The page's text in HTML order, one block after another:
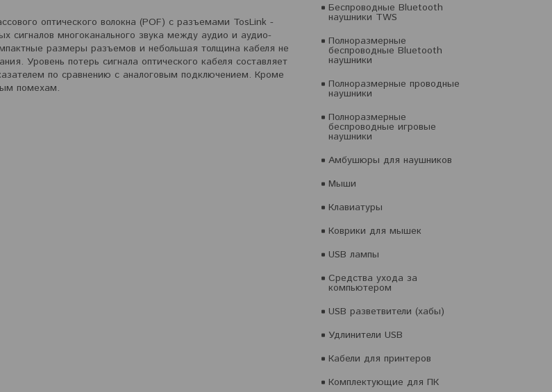
Беспроводные Bluetooth
наушники TWS
Полноразмерные
беспроводные Bluetooth
наушники
Полноразмерные проводные
наушники
Полноразмерные
беспроводные игровые
наушники
Амбушюры для наушников
Мыши
Клавиатуры
Коврики для мышек
USB лампы
Средства ухода за
компьютером
USB разветвители (хабы)
Удлинители USB
Кабели для принтеров
Комплектующие для ПК
оптического волокна (POF) с разъемами TosLink -
сигналов многоканального звука между аудио и аудио-
размеры разъемов и небольшая толщина кабеля не
Уровень потерь сигнала оптического кабеля составляет
по сравнению с аналоговым подключением. Кроме
помехам.